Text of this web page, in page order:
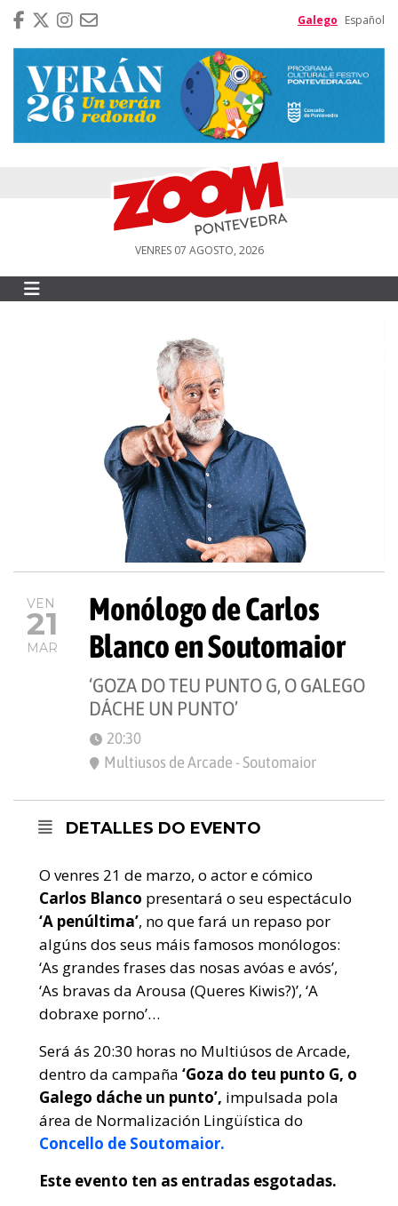
Galego Español
VENRES 07 AGOSTO, 2026
VEN
21
MAR
Monólogo de Carlos
Blanco en Soutomaior
‘GOZA DO TEU PUNTO G, O GALEGO
DÁCHE UN PUNTO’
20:30
Multiusos de Arcade - Soutomaior
DETALLES DO EVENTO
O venres 21 de marzo, o actor e cómico
Carlos Blanco presentará o seu espectáculo
‘A penúltima’, no que fará un repaso por
algúns dos seus máis famosos monólogos:
‘As grandes frases das nosas avóas e avós’,
‘As bravas da Arousa (Queres Kiwis?)’, ‘A
dobraxe porno’…
Será ás 20:30 horas no Multiúsos de Arcade,
dentro da campaña ‘Goza do teu punto G, o
Galego dáche un punto’, impulsada pola
área de Normalización Lingüística do
Concello de Soutomaior.
Este evento ten as entradas esgotadas.